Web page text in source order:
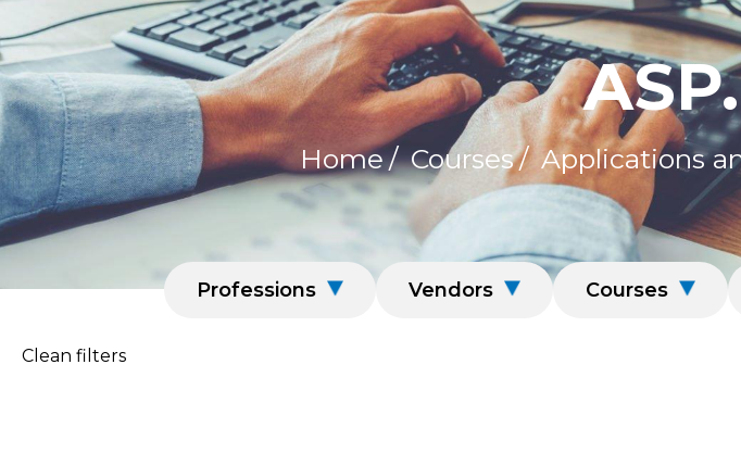
Home/Courses/ Applications
Professions Vendors Courses
Clean filters